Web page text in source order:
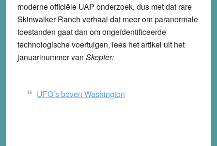
moderne officiële UAP onderzoek, dus met dat rare
Skinwalker Ranch verhaal dat meer om paranormale
toestanden gaat dan om ongeïdentificeerde
technologische voertuigen, lees het artikel uit het
januarinummer van Skepter:
UFO’s boven Washington